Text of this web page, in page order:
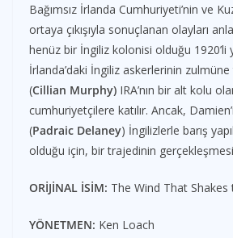
Bağımsız İrlanda Cumhuriyeti’nin ve
ortaya çıkışıyla sonuçlanan olayları
henüz bir İngiliz kolonisi olduğu 1920’li
İrlanda’daki İngiliz askerlerinin
(Cillian Murphy) IRA’nın bir alt kolu
cumhuriyetçilere katılır. Ancak,
(Padraic Delaney) İngilizlerle barış
olduğu için, bir trajedinin gerçekleşmesi
ORİJİNAL İSİM: The Wind That
YÖNETMEN: Ken Loach